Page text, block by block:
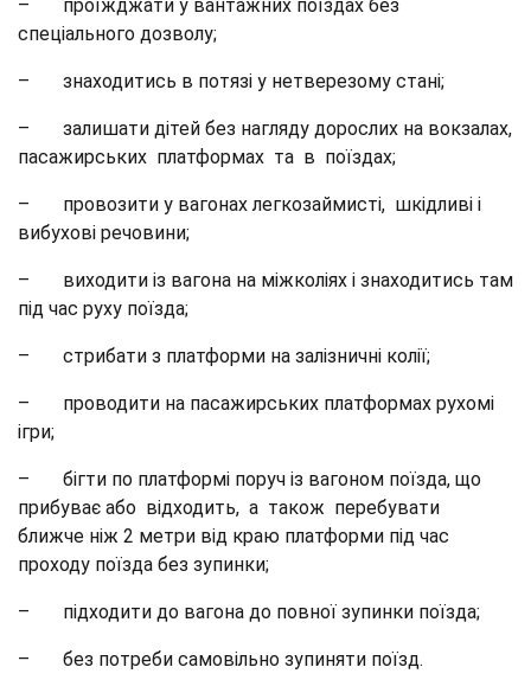
– проїжджати у вантажних поїздах без
спеціального дозволу;
– знаходитись в потязі у нетверезому стані;
– залишати дітей без нагляду дорослих на вокзалах,
пасажирських платформах та в поїздах;
– провозити у вагонах легкозаймисті, шкідливі і
вибухові речовини;
– виходити із вагона на міжколіях і знаходитись там
під час руху поїзда;
– стрибати з платформи на залізничні колії;
– проводити на пасажирських платформах рухомі
ігри;
– бігти по платформі поруч із вагоном поїзда, що
прибуває або відходить, а також перебувати
ближче ніж 2 метри від краю платформи під час
проходу поїзда без зупинки;
– підходити до вагона до повної зупинки поїзда;
– без потреби самовільно зупиняти поїзд.